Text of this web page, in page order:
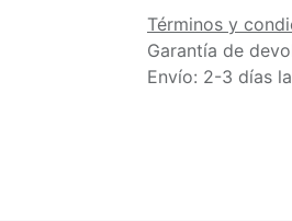
Términos y
Garantía de
Envío: 2-3 días